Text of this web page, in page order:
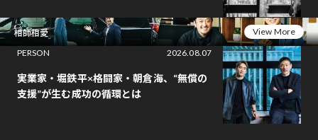
相師相愛
View More
PERSON
2026.08.07
実業家・堀鉄平×格闘家・朝倉海、“無償の
支援”が生む成功の循環とは